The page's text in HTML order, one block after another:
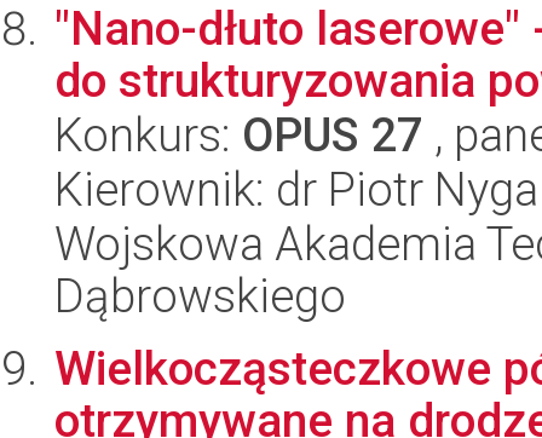
"Nano-dłuto
do strukturyzowania
Konkurs: OPUS 27 ,
Kierownik: dr Piotr Nyga
Wojskowa Akademia
Dąbrowskiego
Wielkocząsteczkowe
otrzymywane na